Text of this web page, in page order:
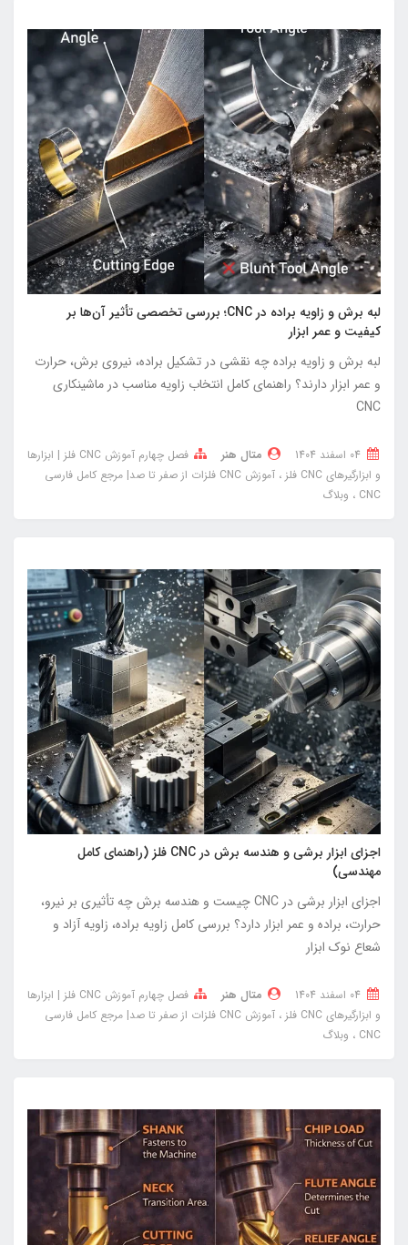
لبه برش و زاویه براده در CNC؛ بررسی تخصصی تأثیر آن‌ها بر
کیفیت و عمر ابزار
لبه برش و زاویه براده چه نقشی در تشکیل براده، نیروی برش، حرارت
و عمر ابزار دارند؟ راهنمای کامل انتخاب زاویه مناسب در ماشینکاری
CNC
متال هنر
فصل چهارم آموزش CNC فلز | ابزارها
و ابزارگیرهای CNC فلز
آموزش CNC فلزات از صفر تا صد| مرجع کامل فارسی
CNC
وبلاگ
اجزای ابزار برشی و هندسه برش در CNC فلز (راهنمای کامل
مهندسی)
اجزای ابزار برشی در CNC چیست و هندسه برش چه تأثیری بر نیرو،
حرارت، براده و عمر ابزار دارد؟ بررسی کامل زاویه براده، زاویه آزاد و
شعاع نوک ابزار
متال هنر
فصل چهارم آموزش CNC فلز | ابزارها
و ابزارگیرهای CNC فلز
آموزش CNC فلزات از صفر تا صد| مرجع کامل فارسی
CNC
وبلاگ